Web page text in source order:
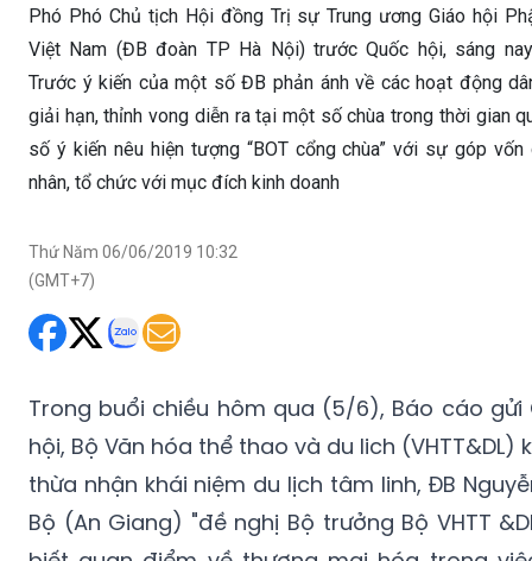
Trước ý kiến của một số ĐB phản ánh về các hoạt động
giải hạn, thỉnh vong diễn ra tại một số chùa trong thời gian
số ý kiến nêu hiện tượng “BOT cổng chùa” với sự góp vốn
nhân, tổ chức với mục đích kinh doanh
Thứ Năm 06/06/2019 10:32
Trong buổi chiều hôm qua (5/6), Báo cáo gửi
thừa nhận khái niệm du lịch tâm linh, ĐB
Bộ (An Giang) "đề nghị Bộ trưởng Bộ VHTT
biết quan điểm về thương mại hóa trong
dựng một số công trình tâm linh mà tôi tạm